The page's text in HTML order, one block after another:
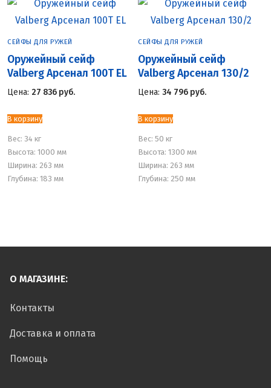
СЕЙФЫ ДЛЯ РУЖЕЙ
Оружейный сейф
Valberg Арсенал 100Т EL
Цена: 27 836 руб.
В корзину
Вес: 34 кг
Высота: 1000 мм
Ширина: 263 мм
Глубина: 183 мм
СЕЙФЫ ДЛЯ РУЖЕЙ
Оружейный сейф
Valberg Арсенал 130/2
Цена: 34 796 руб.
В корзину
Вес: 50 кг
Высота: 1300 мм
Ширина: 263 мм
Глубина: 250 мм
О МАГАЗИНЕ:
Контакты
Доставка и оплата
Помощь